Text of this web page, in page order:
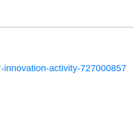
activity-727000857